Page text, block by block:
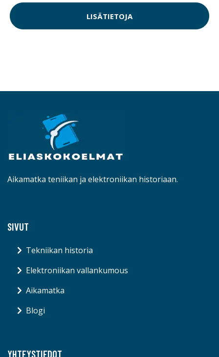
LISÄTIETOJA
Aikamatka teniikan ja elektroniikan historiaan.
SIVUT
Tekniikan historia
Elektroniikan vallankumous
Aikamatka
Blogi
YHTEYSTIEDOT